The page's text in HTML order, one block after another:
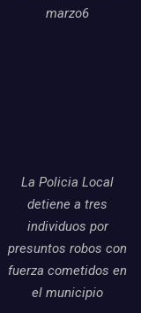
marzo6
La Policia Local
detiene a tres
individuos por
presuntos robos con
fuerza cometidos en
el municipio